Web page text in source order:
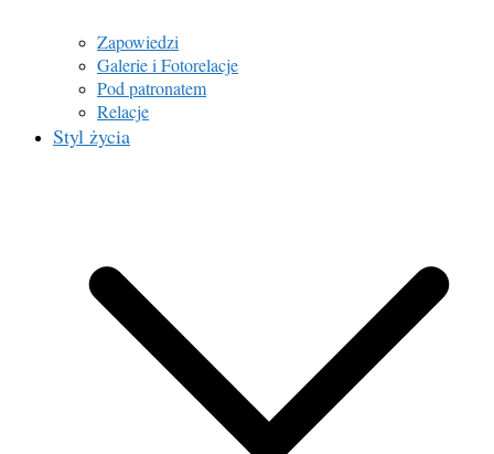
Zapowiedzi
Galerie i Fotorelacje
Pod patronatem
Relacje
Styl życia